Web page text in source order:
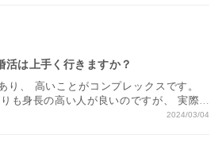
活は上手く行きますか？
り、 高いことがコンプレックスです。
も身長の高い人が良いのですが、 実際
思うので 私としてはあまり気にしない
2024/03/04